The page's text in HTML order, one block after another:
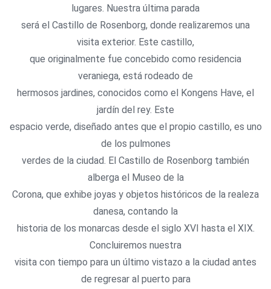
lugares. Nuestra última parada
será el Castillo de Rosenborg, donde realizaremos una
visita exterior. Este castillo,
que originalmente fue concebido como residencia
veraniega, está rodeado de
hermosos jardines, conocidos como el Kongens Have, el
jardín del rey. Este
espacio verde, diseñado antes que el propio castillo, es uno
de los pulmones
verdes de la ciudad. El Castillo de Rosenborg también
alberga el Museo de la
Corona, que exhibe joyas y objetos históricos de la realeza
danesa, contando la
historia de los monarcas desde el siglo XVI hasta el XIX.
Concluiremos nuestra
visita con tiempo para un último vistazo a la ciudad antes
de regresar al puerto para